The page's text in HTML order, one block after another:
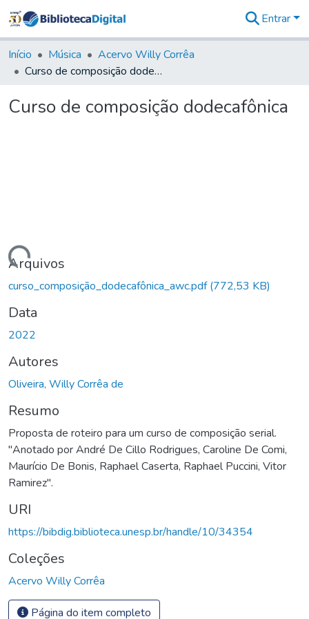
&
Coleções
Tudo na
Digital
Entrar
Início Música
Acervo Willy Corrêa
Curso de composição dodecafônica
Curso de composição dodecafônica
Carregando...
Arquivos
curso_composição_dodecafônica_awc.pdf(772,53 KB)
Data
2022
Autores
Oliveira, Willy Corrêa de
Resumo
Proposta de roteiro para um curso de composição serial.
"Anotado por André De Cillo Rodrigues, Caroline De Comi,
Maurício De Bonis, Raphael Caserta, Raphael Puccini, Vitor
Ramirez".
URI
https://bibdig.biblioteca.unesp.br/handle/10/34354
Coleções
Acervo Willy Corrêa
Página do item completo